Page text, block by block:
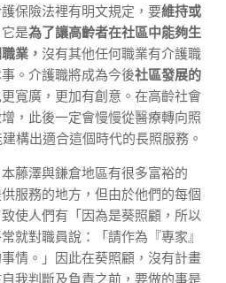
保險法裡有明文規定，要維持或
是為了讓高齡者在社區中能夠生
業， 沒有其他任何職業有介護職
。介護職將成為今後社區發展的
寬廣，更加有創意。在高齡社會
，此後一定會慢慢從醫療轉向照
構出適合這個時代的長照服務。
藤澤與鎌倉地區有很多富裕的
服務的地方，但由於他們的每個
使人們有「因為是葵照顧，所以
就對職員說：「請作為『專家』
情。」因此在葵照顧，沒有計畫
我判斷及負責之前，要做的事是